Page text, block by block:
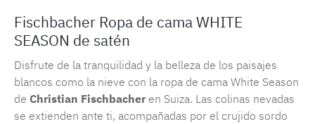
Fischbacher Ropa de cama WHITE
SEASON de satén
Disfrute de la tranquilidad y la belleza de los paisajes
blancos como la nieve con la ropa de cama White Season
de Christian Fischbacher en Suiza. Las colinas nevadas
se extienden ante ti, acompañadas por el crujido sordo